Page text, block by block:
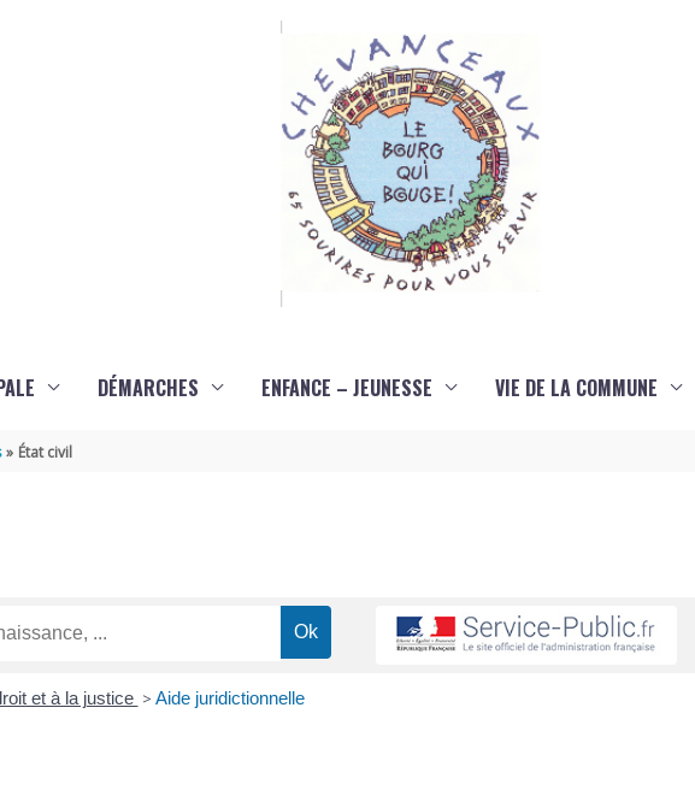
DÉMARCHES ENFANCE – JEUNESSE VIE DE LA COMMUNE
État civil
et à la justice > Aide juridictionnelle